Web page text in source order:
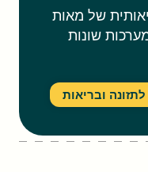
של מאות
שונות
ובריאות